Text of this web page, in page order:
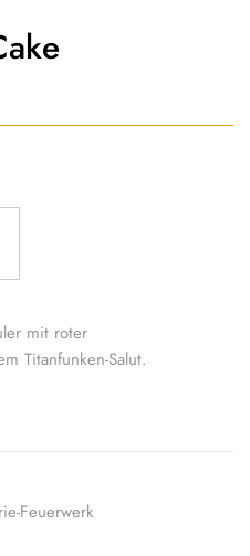
mit roter
Titanfunken-Salut.
Feuerwerk